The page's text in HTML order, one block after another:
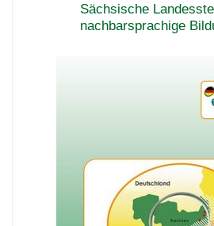
Sächsische
nachbarsprachige